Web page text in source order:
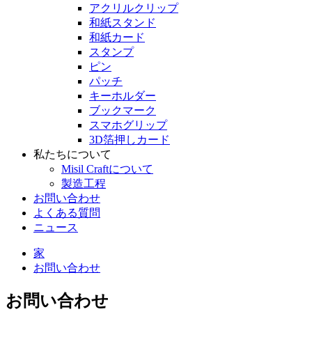
アクリルクリップ
和紙スタンド
和紙カード
スタンプ
ピン
パッチ
キーホルダー
ブックマーク
スマホグリップ
3D箔押しカード
私たちについて
Misil Craftについて
製造工程
お問い合わせ
よくある質問
ニュース
家
お問い合わせ
お問い合わせ